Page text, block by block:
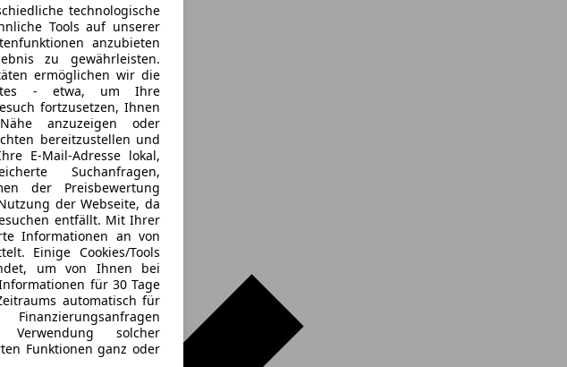
technologische
Tools auf unserer
anzubieten
zu gewährleisten.
ermöglichen wir die
- etwa, um Ihre
fortzusetzen, Ihnen
anzuzeigen oder
bereitzustellen und
E-Mail-Adresse lokal,
Suchanfragen,
der Preisbewertung
der Webseite, da
entfällt. Mit Ihrer
Informationen an von
Einige Cookies/Tools
um von Ihnen bei
für 30 Tage
automatisch für
solcher
Funktionen ganz oder